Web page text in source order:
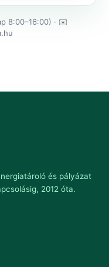
8:00–16:00) · ✉️
és pályázat
2012 óta.